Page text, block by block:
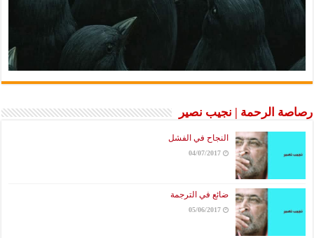
رصاصة الرحمة | نجيب نصير
النجاح في الفشل
04/07/2017
ضائع في الترجمة
05/06/2017